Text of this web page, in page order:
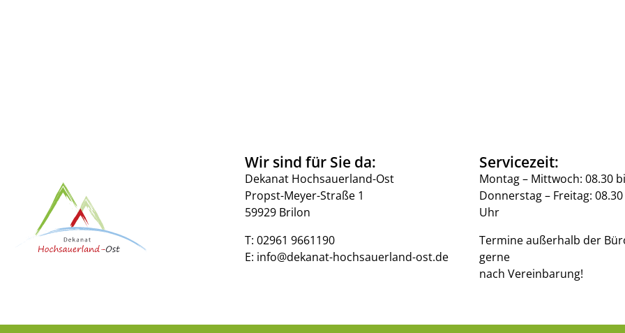
Wir sind für Sie da:
Dekanat Hochsauerland-Ost
Propst-Meyer-Straße 1
59929 Brilon
T: 02961 9661190
E: info@dekanat-hochsauerland-ost.de
Servicezeit:
Montag – Mittwoch: 08.30
Donnerstag – Freitag:
Uhr
Termine außerhalb der
gerne
nach Vereinbarung!